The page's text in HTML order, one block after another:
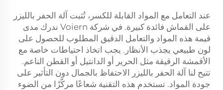
عند التعامل مع المواد القابلة للكسر، تُثبت آلة الحفر بالليزر
على القماش فائدة كبيرة. في شركة Voiern ندرك مدى
قيمة هذه المواد والتعامل الدقيق المطلوب للحصول على
لون طبيعي يجذب الأنظار. يجب اتخاذ احتياطات خاصة مع
الأقمشة الرقيقة مثل الحرير أو الدانتيل أو القطن الناعم.
تتيح لنا آلة الحفر بالليزر الاحتفاظ بالجمال دون التأثير على
جودة المواد. تستخدم هذه التقنية شعاعًا مركّزًا من الضوء